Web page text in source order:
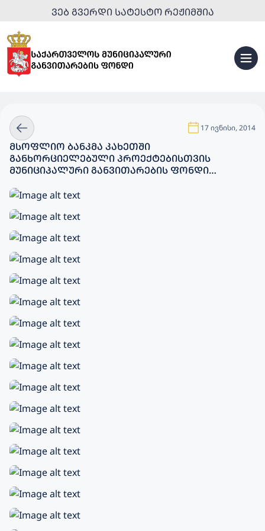
ᲕᲔᲑ ᲒᲕᲔᲠᲓᲘ ᲡᲐᲢᲔᲡᲢᲝ ᲠᲔᲟᲘᲛᲨᲘᲐ
17 ივნისი, 2014
ᲛᲡᲝᲤᲚᲘᲝ ᲑᲐᲜᲙᲛᲐ ᲙᲐᲮᲔᲗᲨᲘ
ᲒᲐᲜᲮᲝᲠᲪᲘᲔᲚᲔᲑᲣᲚᲘ ᲞᲠᲝᲔᲥᲢᲔᲑᲘᲡᲗᲕᲘᲡ
ᲛᲣᲜᲘᲪᲘᲞᲐᲚᲣᲠᲘ ᲒᲐᲜᲕᲘᲗᲐᲠᲔᲑᲘᲡ ᲤᲝᲜᲓᲘ